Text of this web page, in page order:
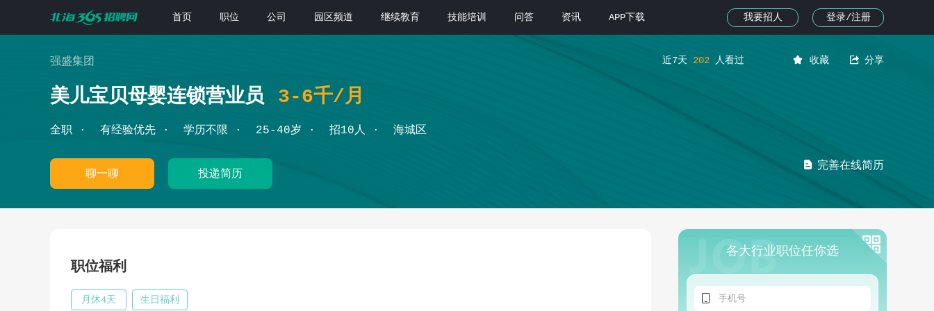
首页 职位 公司 园区频道 继续教育 技能培训 问答 资讯 APP下载 我要招人 登录/注册
强盛集团 近7天 202 人看过  收藏  分享
美儿宝贝母婴连锁营业员 3-6千/月
全职 有经验优先 学历不限 25-40岁 招10人 海城区
聊一聊 投递简历
 完善在线简历
职位福利
月休4天 生日福利
各大行业职位任你选
